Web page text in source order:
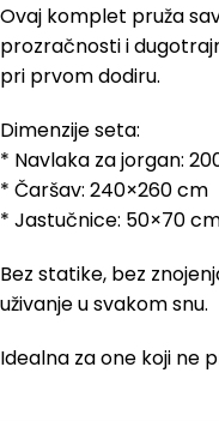
Ovaj komplet pruža
prozračnosti i
pri prvom dodiru.
Dimenzije seta:
* Navlaka za jorgan:
* Čaršav: 240×260 cm
* Jastučnice: 50×70
Bez statike, bez
uživanje u svakom snu.
Idealna za one koji ne